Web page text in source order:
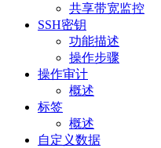
共享带宽监控
SSH密钥
功能描述
操作步骤
操作审计
概述
标签
概述
自定义数据